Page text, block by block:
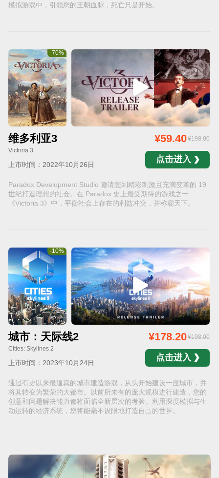
模拟游戏中，引领您的王朝血脉，死亡只是开始。
-70%
维多利亚3
Victoria 3
上市时间：2022年10月26日
¥198.00
¥59.40
点击进入
Paradox Development Studio 邀请您到精彩刺激且充满变革的 19
世纪打造理想的社会。在 Paradox 史上最受期待的游戏之一
《Victoria 3》中，平衡社会上存在的利益冲突，并称霸天下。
-10%
城市：天际线2
Cities: Skylines 2
上市时间：2023年10月24日
¥198.00
¥178.20
点击进入
通过有史以来最逼真的城市建造游戏，从头开始建设一座城市，并
将其转变为繁荣的大都市。以前所未有的庞大规模进行建造，您的
创意和问题解决能力都将面临全新层次的考验。利用深度模拟与生
动运转的经济系统，您将能毫不设限地打造自己的世界。